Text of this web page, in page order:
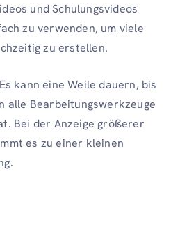
und Schulungsvideos
zu verwenden, um viele
zu erstellen.
kann eine Weile dauern, bis
alle Bearbeitungswerkzeuge
Bei der Anzeige größerer
es zu einer kleinen